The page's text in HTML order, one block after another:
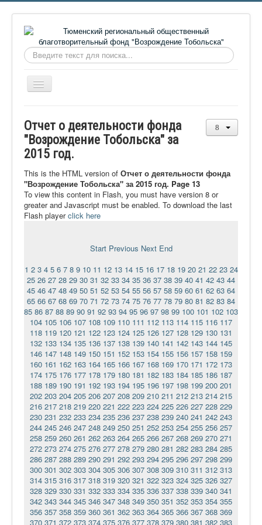
Искать...
Включить/
выключить
О фонде
Онлайн библиотека
Видеоматериалы
Контакты
Сайт проекта Достоевский
Отчет о деятельности фонда
"Возрождение Тобольска" за
2015 год.
This is the HTML version of Отчет о деятельности фонда
"Возрождение Тобольска" за 2015 год. Page 13
To view this content in Flash, you must have version 8 or
greater and Javascript must be enabled. To download the last
Flash playerclick here
Start Previous Next End
1 2 3 4 5 6 7 8 9 10 11 12 13 14 15 16 17 18 19 20 21 22 23 24
25 26 27 28 29 30 31 32 33 34 35 36 37 38 39 40 41 42 43 44
45 46 47 48 49 50 51 52 53 54 55 56 57 58 59 60 61 62 63 64
65 66 67 68 69 70 71 72 73 74 75 76 77 78 79 80 81 82 83 84
85 86 87 88 89 90 91 92 93 94 95 96 97 98 99 100 101 102 103
104 105 106 107 108 109 110 111 112 113 114 115 116 117
118 119 120 121 122 123 124 125 126 127 128 129 130 131
132 133 134 135 136 137 138 139 140 141 142 143 144 145
146 147 148 149 150 151 152 153 154 155 156 157 158 159
160 161 162 163 164 165 166 167 168 169 170 171 172 173
174 175 176 177 178 179 180 181 182 183 184 185 186 187
188 189 190 191 192 193 194 195 196 197 198 199 200 201
202 203 204 205 206 207 208 209 210 211 212 213 214 215
216 217 218 219 220 221 222 223 224 225 226 227 228 229
230 231 232 233 234 235 236 237 238 239 240 241 242 243
244 245 246 247 248 249 250 251 252 253 254 255 256 257
258 259 260 261 262 263 264 265 266 267 268 269 270 271
272 273 274 275 276 277 278 279 280 281 282 283 284 285
286 287 288 289 290 291 292 293 294 295 296 297 298 299
300 301 302 303 304 305 306 307 308 309 310 311 312 313
314 315 316 317 318 319 320 321 322 323 324 325 326 327
328 329 330 331 332 333 334 335 336 337 338 339 340 341
342 343 344 345 346 347 348 349 350 351 352 353 354 355
356 357 358 359 360 361 362 363 364 365 366 367 368 369
370 371 372 373 374 375 376 377 378 379 380 381 382 383